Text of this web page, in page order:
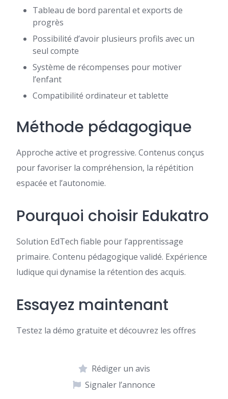
Tableau de bord parental et exports de
progrès
Possibilité d’avoir plusieurs profils avec un
seul compte
Système de récompenses pour motiver
l’enfant
Compatibilité ordinateur et tablette
Méthode pédagogique
Approche active et progressive. Contenus conçus
pour favoriser la compréhension, la répétition
espacée et l’autonomie.
Pourquoi choisir Edukatro
Solution EdTech fiable pour l’apprentissage
primaire. Contenu pédagogique validé. Expérience
ludique qui dynamise la rétention des acquis.
Essayez maintenant
Testez la démo gratuite et découvrez les offres
Rédiger un avis
Signaler l’annonce